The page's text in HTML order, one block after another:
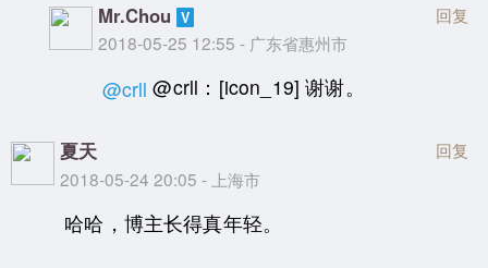
Mr.Chou
2018-05-25 12:55 - 广东省惠州市
回复
@crll @crll：[icon_19] 谢谢。
夏天
2018-05-24 20:05 - 上海市
回复
哈哈，博主长得真年轻。